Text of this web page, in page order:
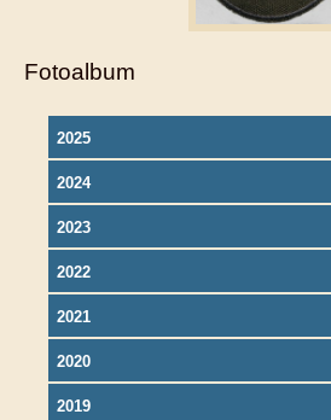
Fotoalbum
2025
2024
2023
2022
2021
2020
2019